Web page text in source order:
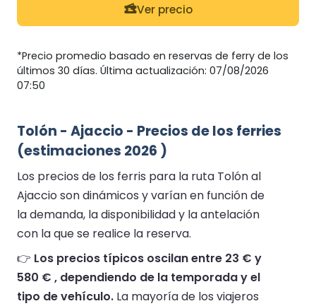
Ver precio
*Precio promedio basado en reservas de ferry de los
últimos 30 días. Última actualización: 07/08/2026
07:50
Tolón - Ajaccio - Precios de los ferries
(estimaciones 2026 )
Los precios de los ferris para la ruta Tolón al
Ajaccio son dinámicos y varían en función de
la demanda, la disponibilidad y la antelación
con la que se realice la reserva.
👉 Los precios típicos oscilan entre 23 € y
580 € , dependiendo de la temporada y el
tipo de vehículo. La mayoría de los viajeros